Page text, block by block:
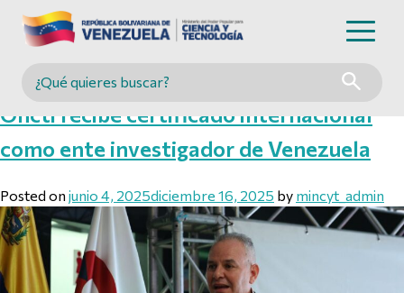
Buscar en MINCYT
Oncti recibe certificado internacional
como ente investigador de Venezuela
Posted on junio 4, 2025diciembre 16, 2025 by mincyt_admin